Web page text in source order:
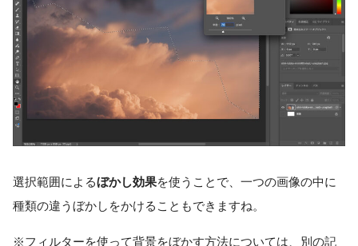
選択範囲によるぼかし効果を使うことで、一つの画像の中に
種類の違うぼかしをかけることもできますね。
※フィルターを使って背景をぼかす方法については、別の記